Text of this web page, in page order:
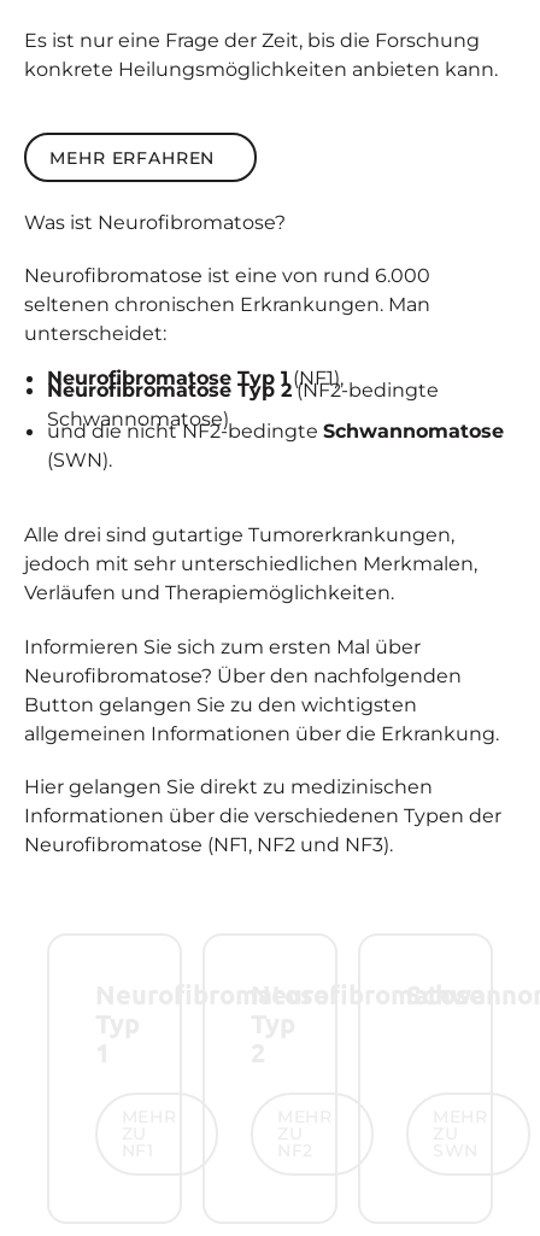
Es ist nur eine Frage der Zeit, bis die Forschung
konkrete Heilungsmöglichkeiten anbieten kann.
Mehr erfahren
MEHR ERFAHREN
Was ist Neuro­fibro­matose?
Neurofibromatose ist eine von rund 6.000
seltenen chronischen Erkrankungen. Man
unterscheidet:
Neurofibromatose Typ 1 (NF1),
Neurofibromatose Typ 2(NF2-bedingte
Schwannomatose)
und die nicht NF2-bedingteSchwannomatose
(SWN).
Alle drei sind gutartige Tumorerkrankungen,
jedoch mit sehr unterschiedlichen Merkmalen,
Verläufen und Therapiemöglichkeiten.
Informieren Sie sich zum ersten Mal über
Neurofibromatose? Über den nachfolgenden
Button gelangen Sie zu den wichtigsten
allgemeinen Informationen über die Erkrankung.
Hier gelangen Sie direkt zu medizinischen
Informationen über die verschiedenen Typen der
Neurofibromatose (NF1, NF2 und NF3).